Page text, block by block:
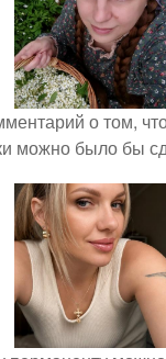
о том,
можно было бы